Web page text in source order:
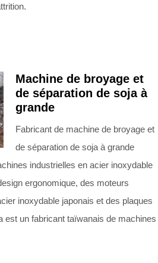
Machine de broyage et
de séparation de soja à
grande
Fabricant de machine de broyage et
de séparation de soja à grande
industrielles en acier inoxydable
ergonomique, des moteurs
inoxydable japonais et des plaques
est un fabricant taïwanais de machines